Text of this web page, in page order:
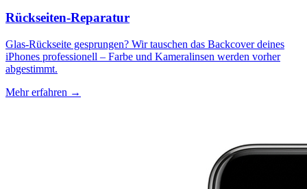
Rückseiten-Reparatur
Glas-Rückseite gesprungen? Wir tauschen das Backcover deines
iPhones professionell – Farbe und Kameralinsen werden vorher
abgestimmt.
Mehr erfahren →